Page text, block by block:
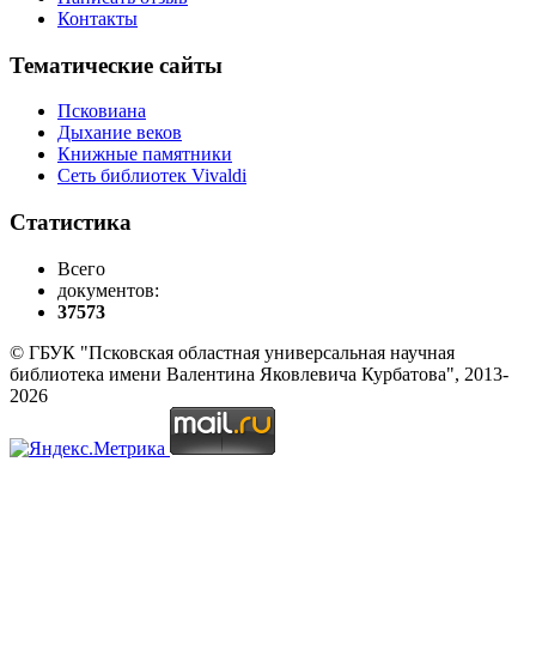
Контакты
Тематические сайты
Псковиана
Дыхание веков
Книжные памятники
Сеть библиотек Vivaldi
Статистика
Всего
документов:
37573
© ГБУК "Псковская областная универсальная научная
библиотека имени Валентина Яковлевича Курбатова", 2013-
2026